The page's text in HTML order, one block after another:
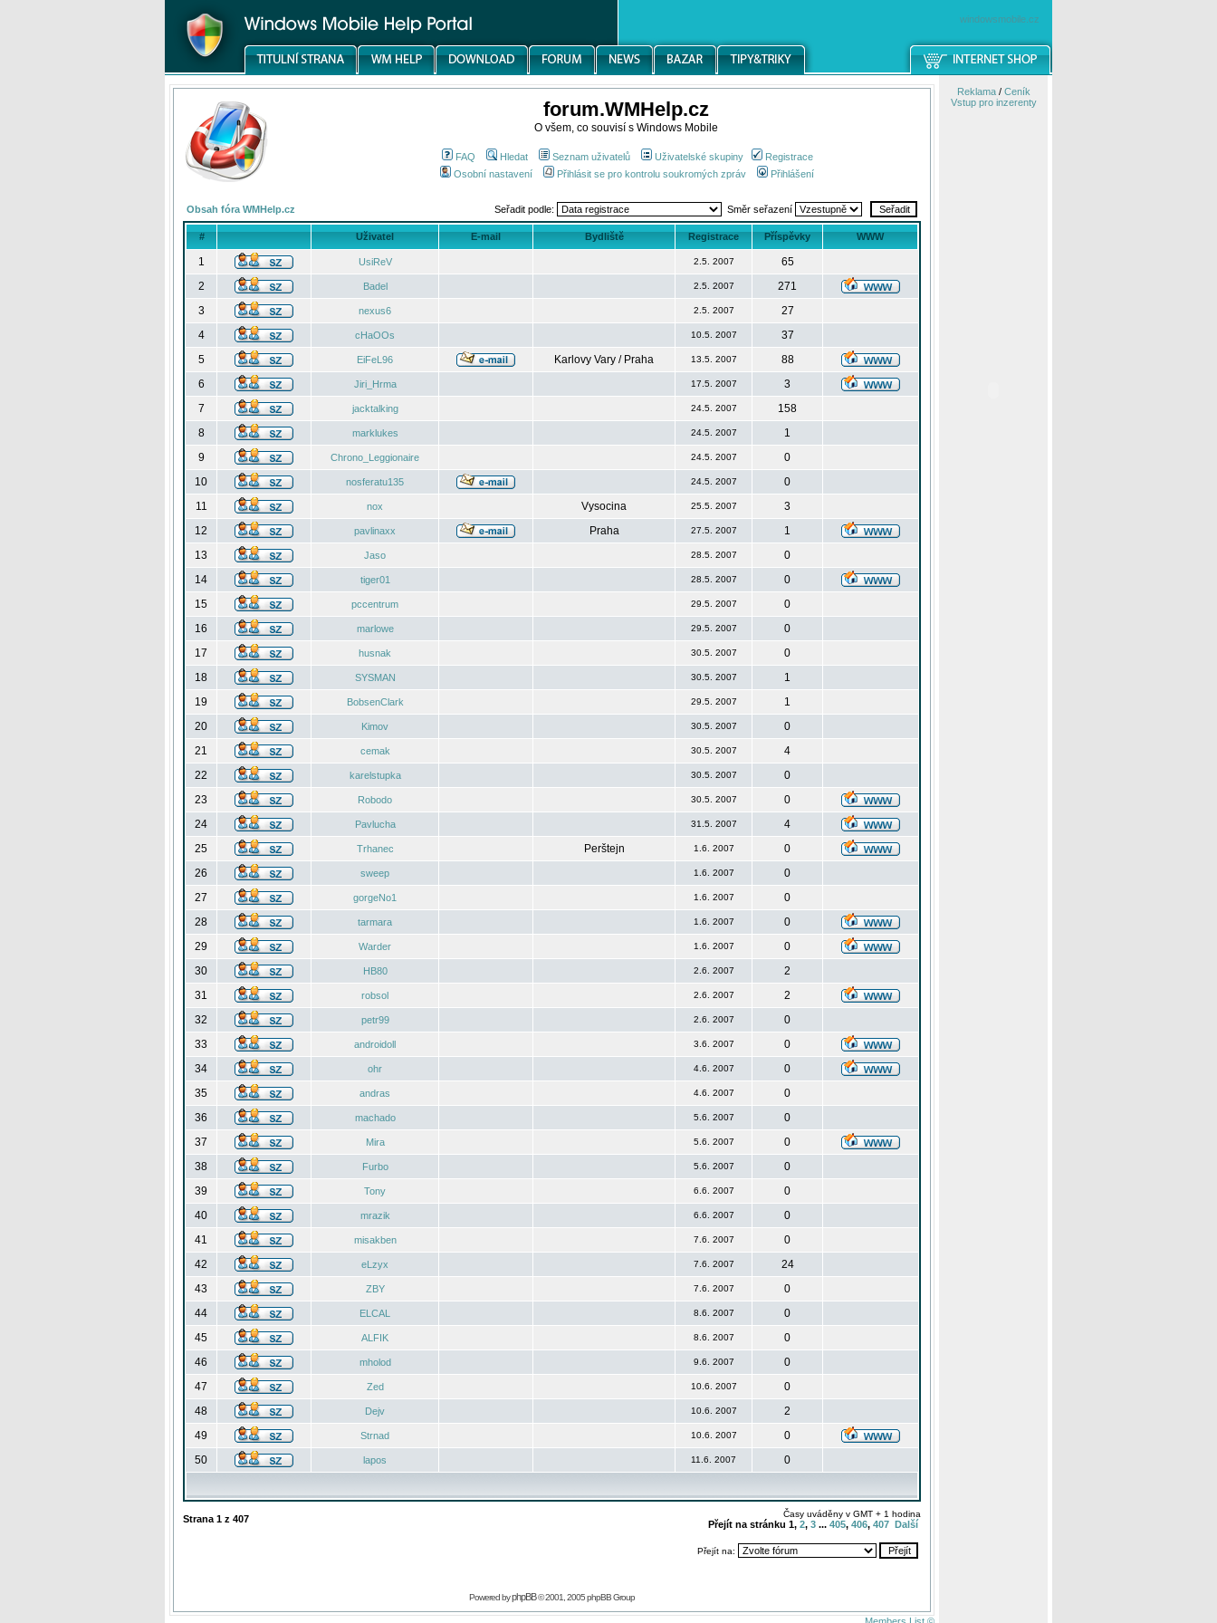
windowsmobile.cz
forum.WMHelp.cz
O všem, co souvisí s Windows Mobile
FAQ Hledat Seznam uživatelů Uživatelské skupiny
Registrace
Osobní nastavení
Přihlásit se pro kontrolu soukromých zpráv Přihlášení
Obsah fóra WMHelp.cz Seřadit podle: Směr seřazení
# Uživatel E-mail Bydliště Registrace Příspěvky WWW
1 UsiReV 2.5. 2007
65
2
Badel 2.5. 2007
271
3
nexus6 2.5. 2007
27
4
cHaOOs 10.5. 2007
37
5
EiFeL96 Karlovy Vary / Praha 13.5. 2007
88
6
Jiri_Hrma 17.5. 2007
3
7
jacktalking 24.5. 2007
158
8
marklukes 24.5. 2007
1
9
Chrono_Leggionaire 24.5. 2007
0
10
nosferatu135 24.5. 2007
0
11
nox Vysocina 25.5. 2007
3
12
pavlinaxx Praha 27.5. 2007
1
13
Jaso 28.5. 2007
0
14
tiger01 28.5. 2007
0
15
pccentrum 29.5. 2007
0
16
marlowe 29.5. 2007
0
17
husnak 30.5. 2007
0
18
SYSMAN 30.5. 2007
1
19
BobsenClark 29.5. 2007
1
20
Kimov 30.5. 2007
0
21
cemak 30.5. 2007
4
22
karelstupka 30.5. 2007
0
23
Robodo 30.5. 2007
0
24
Pavlucha 31.5. 2007
4
25
Trhanec Perštejn 1.6. 2007
0
26
sweep 1.6. 2007
0
27
gorgeNo1 1.6. 2007
0
28
tarmara 1.6. 2007
0
29
Warder 1.6. 2007
0
30
HB80 2.6. 2007
2
31
robsol 2.6. 2007
2
32
petr99 2.6. 2007
0
33
androidoll 3.6. 2007
0
34
ohr 4.6. 2007
0
35
andras 4.6. 2007
0
36
machado 5.6. 2007
0
37
Mira 5.6. 2007
0
38
Furbo 5.6. 2007
0
39
Tony 6.6. 2007
0
40
mrazik 6.6. 2007
0
41
misakben 7.6. 2007
0
42
eLzyx 7.6. 2007
24
43
ZBY 7.6. 2007
0
44
ELCAL 8.6. 2007
0
45
ALFIK 8.6. 2007
0
46
mholod 9.6. 2007
0
47
Zed 10.6. 2007
0
48
Dejv 10.6. 2007
2
49
Strnad 10.6. 2007
0
50
lapos 11.6. 2007 0
Strana 1 z 407 Časy uváděny v GMT + 1 hodina
Přejít na stránku 1, 2, 3 ... 405, 406, 407 Další
Přejít na:
Powered byphpBB© 2001, 2005 phpBB Group
Reklama/ Ceník
Vstup pro inzerenty